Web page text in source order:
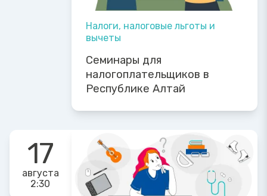
Налоги, налоговые льготы и
вычеты
Семинары для
налогоплательщиков в
Республике Алтай
17
августа
2:30